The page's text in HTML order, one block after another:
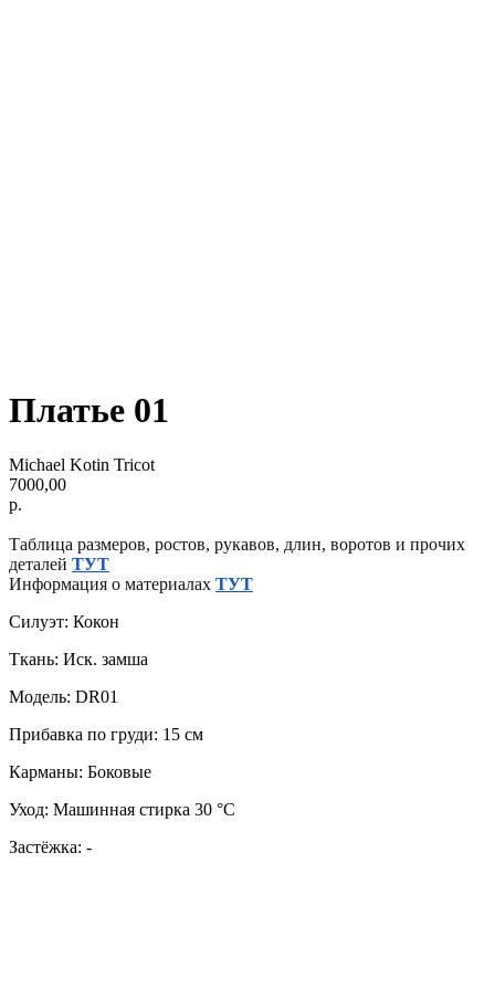
Платье 01
Michael Kotin Tricot
7000,00
р.
Таблица размеров, ростов, рукавов, длин, воротов и прочих
деталей ТУТ
Информация о материалах ТУТ
Силуэт: Кокон
Ткань: Иск. замша
Модель: DR01
Прибавка по груди: 15 см
Карманы: Боковые
Уход: Машинная стирка 30 °C
Застёжка: -